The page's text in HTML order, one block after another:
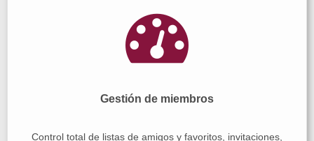
Gestión de miembros
Control total de listas de amigos y favoritos, invitaciones,